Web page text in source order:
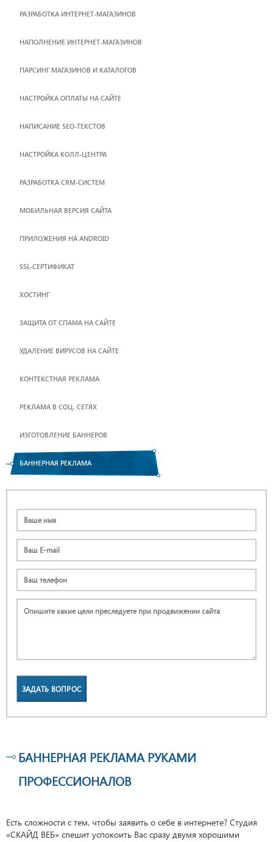
РАЗРАБОТКА ИНТЕРНЕТ-МАГАЗИНОВ
НАПОЛНЕНИЕ ИНТЕРНЕТ-МАГАЗИНОВ
ПАРСИНГ МАГАЗИНОВ И КАТАЛОГОВ
НАСТРОЙКА ОПЛАТЫ НА САЙТЕ
НАПИСАНИЕ SEO-ТЕКСТОВ
НАСТРОЙКА КОЛЛ-ЦЕНТРА
РАЗРАБОТКА CRM-СИСТЕМ
МОБИЛЬНАЯ ВЕРСИЯ САЙТА
ПРИЛОЖЕНИЯ НА ANDROID
SSL-СЕРТИФИКАТ
ХОСТИНГ
ЗАЩИТА ОТ СПАМА НА САЙТЕ
УДАЛЕНИЕ ВИРУСОВ НА САЙТЕ
КОНТЕКСТНАЯ РЕКЛАМА
РЕКЛАМА В СОЦ. СЕТЯХ
ИЗГОТОВЛЕНИЕ БАННЕРОВ
БАННЕРНАЯ РЕКЛАМА
ЗАДАТЬ ВОПРОС
БАННЕРНАЯ РЕКЛАМА РУКАМИ
ПРОФЕССИОНАЛОВ
Есть сложности с тем, чтобы заявить о себе в интернете? Студия
«СКАЙД ВЕБ» спешит успокоить Вас сразу двумя хорошими